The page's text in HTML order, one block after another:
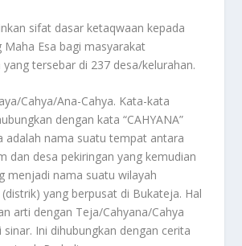
sifat dasar ketaqwaan kepada
Maha Esa bagi masyarakat
yang tersebar di 237 desa/kelurahan.
Cahya/Ana-Cahya. Kata-kata
dengan kata “CAHYANA”
adalah nama suatu tempat antara
dan desa pekiringan yang kemudian
menjadi nama suatu wilayah
yang berpusat di Bukateja. Hal
arti dengan Teja/Cahyana/Cahya
sinar. Ini dihubungkan dengan cerita